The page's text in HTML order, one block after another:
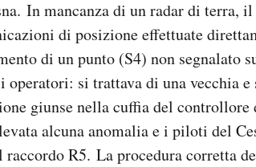
In mancanza di un radar di terra,
di posizione effettuate
di un punto (S4) non segnalato
si trattava di una vecchia e
giunse nella cuffia del
alcuna anomalia e i piloti del
R5. La procedura corretta